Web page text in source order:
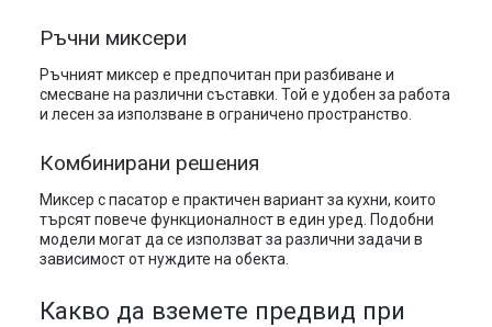
Ръчни миксери
Ръчният миксер е предпочитан при разбиване и
смесване на различни съставки. Той е удобен за работа
и лесен за използване в ограничено пространство.
Комбинирани решения
Миксер с пасатор е практичен вариант за кухни, които
търсят повече функционалност в един уред. Подобни
модели могат да се използват за различни задачи в
зависимост от нуждите на обекта.
Какво да вземете предвид при